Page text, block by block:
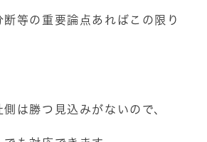
断等の重要論点あればこの限り
は勝つ見込みがないので、